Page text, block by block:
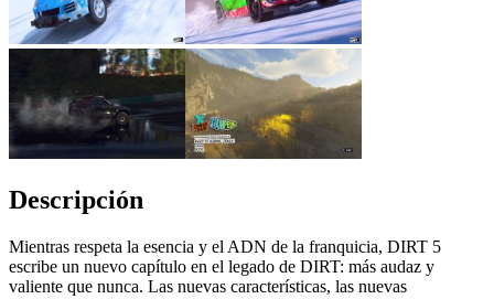
Descripción
Mientras respeta la esencia y el ADN de la franquicia, DIRT 5
escribe un nuevo capítulo en el legado de DIRT: más audaz y
valiente que nunca. Las nuevas características, las nuevas